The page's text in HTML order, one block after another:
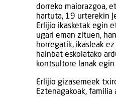
dorreko maiorazgoa,
hartuta, 19 urterekin
Erlijio ikasketak egin
ugari eman zituen,
horregatik, ikasleak
hainbat eskolatako
kontsultore lanak
Erlijio gizasemeek
Eztenagakoak,